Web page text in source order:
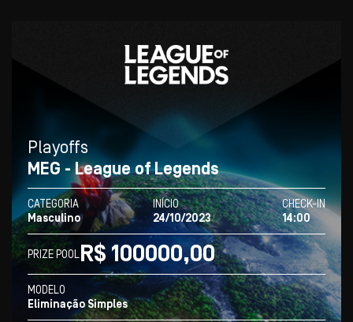
Playoffs
MEG - League of Legends
CATEGORIA
Masculino
INÍCIO
24/10/2023
CHECK-IN
14:00
PRIZE POOLR$ 100000,00
MODELO
Eliminação Simples